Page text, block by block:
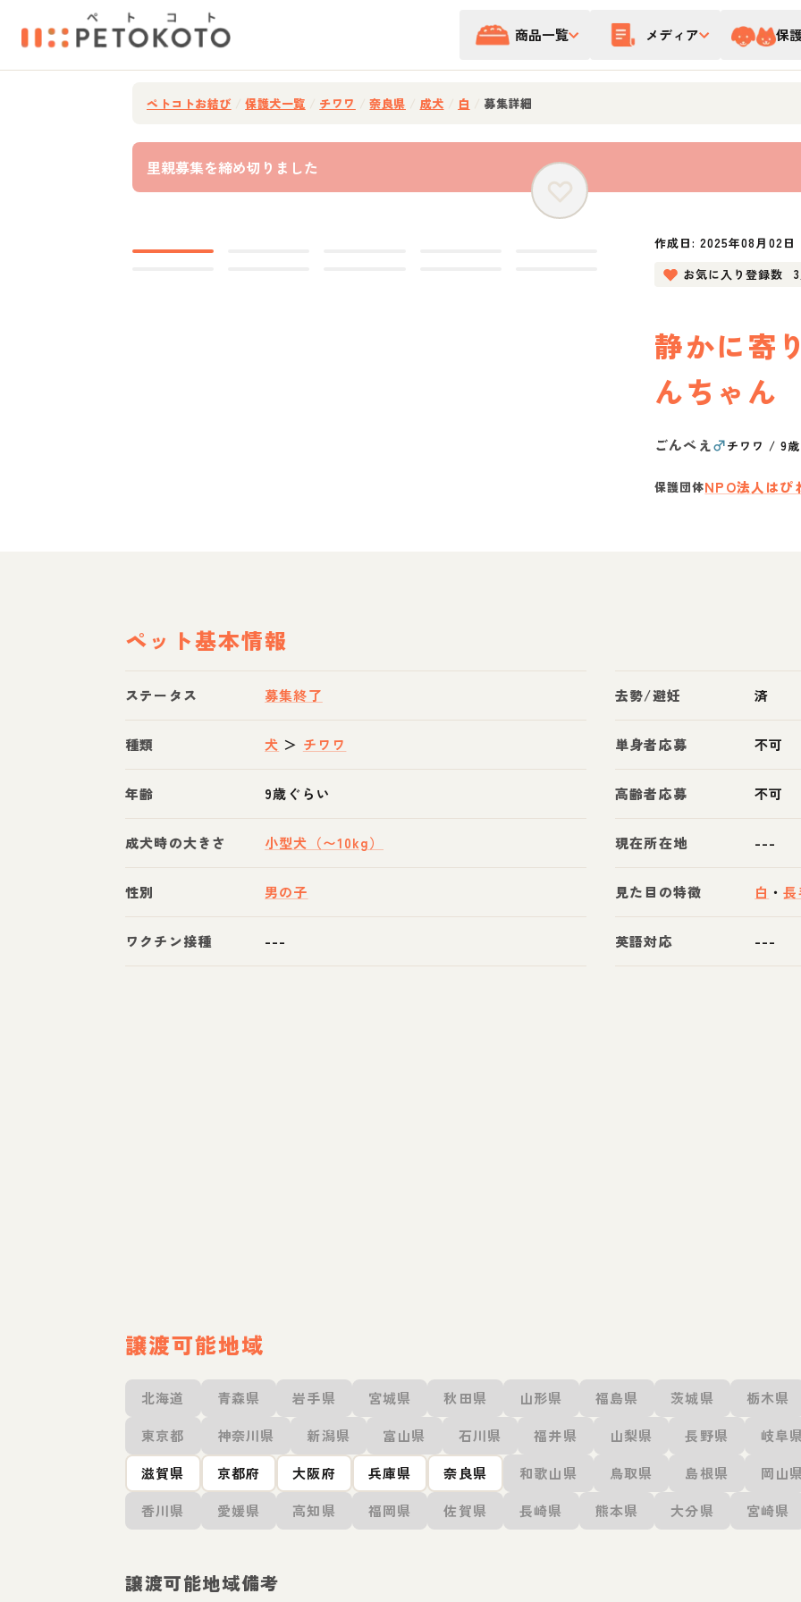
商品一覧 メディア 保
ペトコトお結び 保護犬一覧 チワワ 奈良県 成犬 白 募集詳細
里親募集を締め切りました
作成日:2025年08月02日
お気に入り登録数
静かに寄
んちゃん
ごんべえ♂チワワ /9
保護団体NPO法人はぴ
ペット基本情報
ステータス 募集終了
種類 犬 ＞ チワワ
年齢 9歳ぐらい
成犬時の大きさ 小型犬（〜10kg）
性別 男の子
ワクチン接種 ---
去勢/避妊 済
単身者応募 不可
高齢者応募 不可
現在所在地 ---
見た目の特徴 白 ・
英語対応 ---
譲渡可能地域
北海道 青森県 岩手県 宮城県 秋田県 山形県 福島県 茨城県
栃木県
東京都
神奈川県 新潟県 富山県 石川県 福井県 山梨県 長野県
岐阜
滋賀県
京都府 大阪府 兵庫県 奈良県 和歌山県 鳥取県 島根県
岡山
香川県
愛媛県 高知県 福岡県 佐賀県 長崎県 熊本県 大分県 宮崎県
譲渡可能地域備考